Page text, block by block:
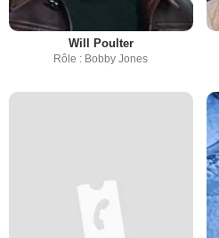
Will Poulter
Rôle : Bobby Jones